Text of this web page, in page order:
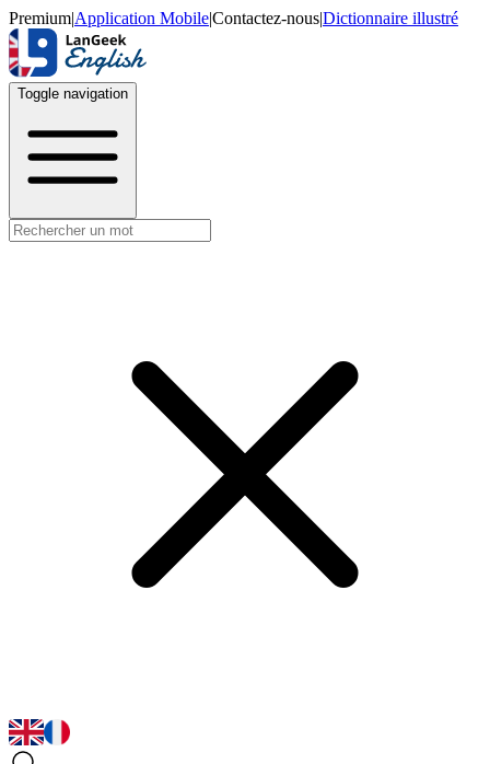
Premium|Application Mobile|Contactez-nous|Dictionnaire illustré
Toggle navigation